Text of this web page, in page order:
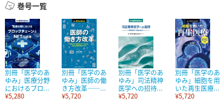
巻号一覧
別冊「医学のあ
ゆみ」医療分野
におけるブロ...
¥5,280
別冊「医学のあ
ゆみ」医師の働
き方改革――...
¥5,720
別冊「医学のあ
ゆみ」司法精神
医学への招待...
¥5,720
別冊「医学のあ
ゆみ」細胞を用
いた再生医療...
¥5,720